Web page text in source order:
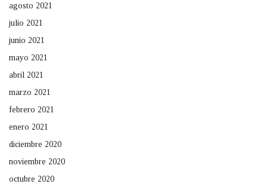
agosto 2021
julio 2021
junio 2021
mayo 2021
abril 2021
marzo 2021
febrero 2021
enero 2021
diciembre 2020
noviembre 2020
octubre 2020